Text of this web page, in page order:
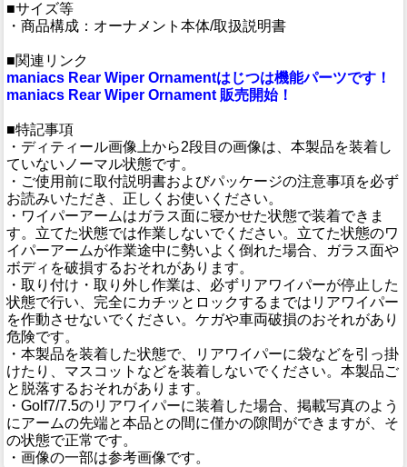
■サイズ等
・商品構成：オーナメント本体/取扱説明書
■関連リンク
maniacs Rear Wiper Ornamentはじつは機能パーツです！
maniacs Rear Wiper Ornament 販売開始！
■特記事項
・ディティール画像上から2段目の画像は、本製品を装着し
ていないノーマル状態です。
・ご使用前に取付説明書およびパッケージの注意事項を必ず
お読みいただき、正しくお使いください。
・ワイパーアームはガラス面に寝かせた状態で装着できま
す。立てた状態では作業しないでください。立てた状態のワ
イパーアームが作業途中に勢いよく倒れた場合、ガラス面や
ボディを破損するおそれがあります。
・取り付け・取り外し作業は、必ずリアワイパーが停止した
状態で行い、完全にカチッとロックするまではリアワイパー
を作動させないでください。ケガや車両破損のおそれがあり
危険です。
・本製品を装着した状態で、リアワイパーに袋などを引っ掛
けたり、マスコットなどを装着しないでください。本製品ご
と脱落するおそれがあります。
・Golf7/7.5のリアワイパーに装着した場合、掲載写真のよう
にアームの先端と本品との間に僅かの隙間ができますが、そ
の状態で正常です。
・画像の一部は参考画像です。